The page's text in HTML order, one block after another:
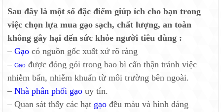
Sau đây là một số đặc điểm giúp ích cho bạn trong
việc chọn lựa mua gạo sạch, chất lượng, an toàn
không gây hại đến sức khỏe người tiêu dùng :
–Gạo có nguồn gốc xuất xứ rõ ràng
–Gạo được đóng gói trong bao bì cẩn thận tránh việc
nhiễm bẩn, nhiễm khuẩn từ môi trường bên ngoài.
–Nhà phân phối gạo uy tín.
– Quan sát thấy các hạt gạo đều màu và hình dáng